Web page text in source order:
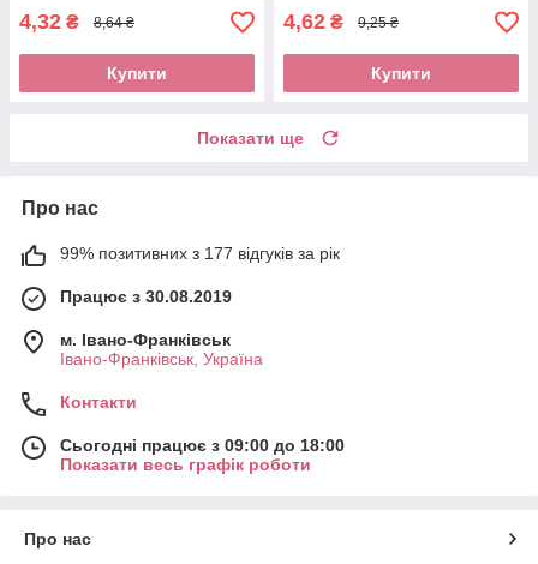
4,32 ₴ 8,64 ₴
Купити
4,62 ₴ 9,25 ₴
Купити
Показати ще
Про нас
99% позитивних з 177 відгуків за рік
Працює з 30.08.2019
м. Івано-Франківськ
Івано-Франківськ, Україна
Контакти
Сьогодні працює з 09:00 до 18:00
Показати весь графік роботи
Про нас